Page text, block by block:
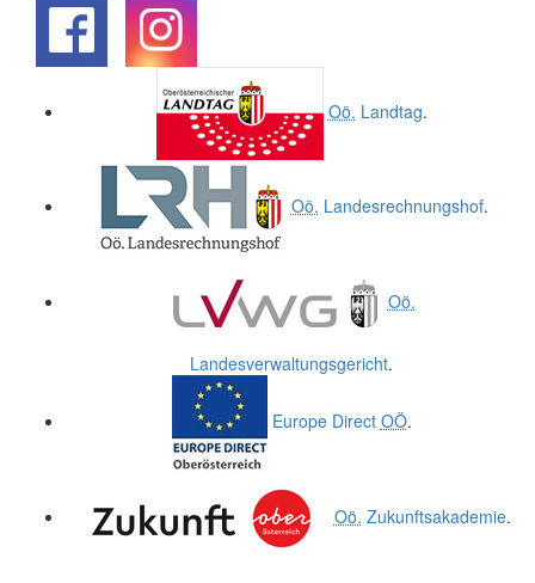
Oö. Landtag.
Oö. Landesrechnungshof.
Oö.
Landesverwaltungsgericht.
Europe Direct OÖ.
Oö. Zukunftsakademie.